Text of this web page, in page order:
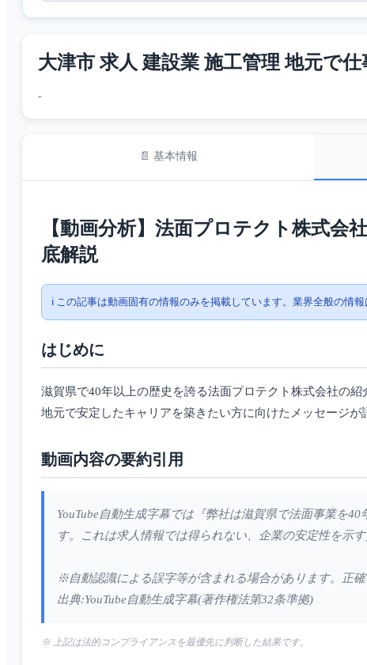
大津市 求人 建設業 施工管理 地元で
-
📄 基本情報
【動画分析】法面プロテクト株式会
底解説
ℹ️ この記事は動画固有の情報のみを掲載しています。業界全般の情報
はじめに
滋賀県で40年以上の歴史を誇る法面プロテクト株式会社の
地元で安定したキャリアを築きたい方に向けたメッセージが
動画内容の要約引用
YouTube自動生成字幕では『弊社は滋賀県で法面事業を
す。これは求人情報では得られない、企業の安定性を示す
※自動認識による誤字等が含まれる場合があります。正確
出典:YouTube自動生成字幕(著作権法第32条準拠)
※ 上記は法的コンプライアンスを最優先に判断した結果です。